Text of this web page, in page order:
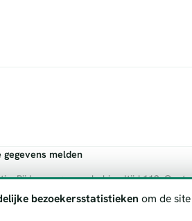
gegevens melden
Bij levensgevaar bel je altijd 112.
bezoekersstatistieken om de